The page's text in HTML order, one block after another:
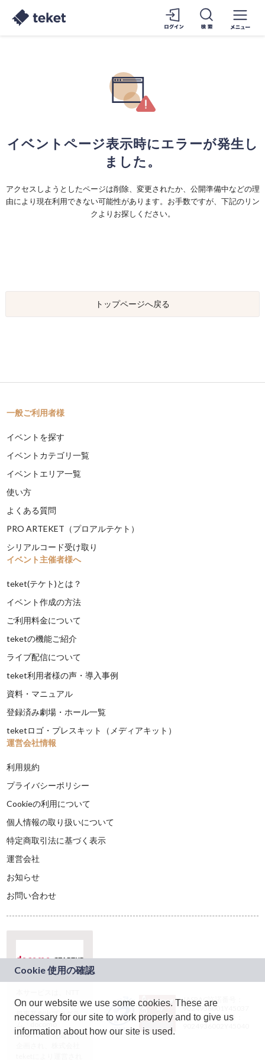
イベントページ表示時にエラーが発生し
ました。
アクセスしようとしたページは削除、変更されたか、公開準備中などの理
由により現在利用できない可能性があります。お手数ですが、下記のリン
クよりお探しください。
トップページへ戻る
一般ご利用者様
イベントを探す
イベントカテゴリ一覧
イベントエリア一覧
使い方
よくある質問
PRO ARTEKET（プロアルテケト）
シリアルコード受け取り
イベント主催者様へ
teket(テケト)とは？
イベント作成の方法
ご利用料金について
teketの機能ご紹介
ライブ配信について
teket利用者様の声・導入事例
資料・マニュアル
登録済み劇場・ホール一覧
teketロゴ・プレスキット（メディアキット）
運営会社情報
利用規約
プライバシーポリシー
Cookieの利用について
個人情報の取り扱いについて
特定商取引法に基づく表示
運営会社
お知らせ
お問い合わせ
ドコモグループの新
規事業創出プログラ
ム「docomo
STARTUP」を通じて
JASRAC許諾番号：
9024936001Y45037
JASRAC許諾番号：
On our website we use some cookies. These are
necessary for our site to work properly and to give us
information about how our site is used.